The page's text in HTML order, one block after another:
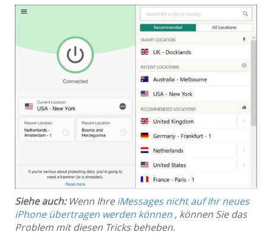
Siehe auch: Wenn IhreiMessages nicht auf Ihr neues
iPhone übertragen werden können , können Sie das
Problem mit diesen Tricks beheben.